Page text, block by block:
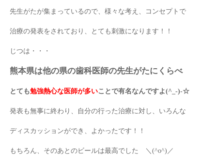
先生がたが集まっているので、様々な考え、コンセプトで
治療の発表をされており、とても刺激になります！！
じつは・・・
熊本県は他の県の歯科医師の先生がたにくらべ
とても勉強熱心な医師が多いことで有名なんですよ(^_-)-☆
発表も無事に終わり、自分の行った治療に対し、いろんな
ディスカッションができ、よかったです！！
もちろん、そのあとのビールは最高でした ＼(^o^)／